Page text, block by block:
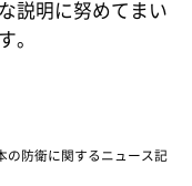
説明に努めてまい
。
防衛に関するニュース記